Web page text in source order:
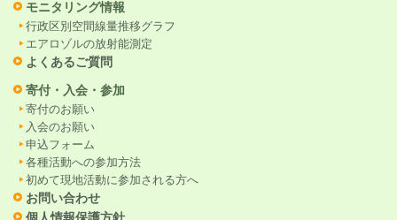
モニタリング情報
行政区別空間線量推移グラフ
エアロゾルの放射能測定
よくあるご質問
寄付・入会・参加
寄付のお願い
入会のお願い
申込フォーム
各種活動への参加方法
初めて現地活動に参加される方へ
お問い合わせ